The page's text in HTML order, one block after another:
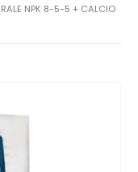
NPK 8-5-5 + CALCIO